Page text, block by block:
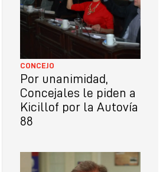
CONCEJO
Por unanimidad,
Concejales le piden a
Kicillof por la Autovía
88